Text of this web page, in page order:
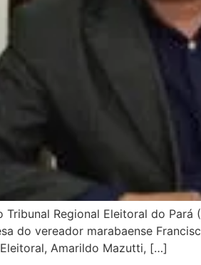
Tribunal Regional Eleitoral do
do vereador marabaense
Amarildo Mazutti, […]